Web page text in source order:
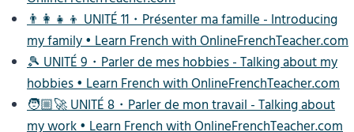
👨‍👩‍👧‍👦 UNITÉ 11・Présenter ma famille - Introducing
my family • Learn French with OnlineFrenchTeacher.com
🎾 UNITÉ 9・Parler de mes hobbies - Talking about my
hobbies • Learn French with OnlineFrenchTeacher.com
🧑🏼‍🚀 UNITÉ 8・Parler de mon travail - Talking about
my work • Learn French with OnlineFrenchTeacher.com